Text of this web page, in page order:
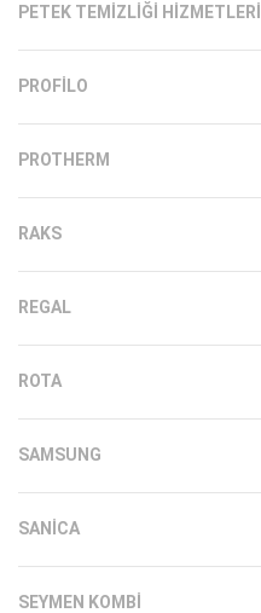
PETEK TEMIZLIĞI HIZMETLERI
PROFILO
PROTHERM
RAKS
REGAL
ROTA
SAMSUNG
SANICA
SEYMEN KOMBI